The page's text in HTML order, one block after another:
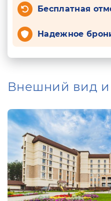
Бесплатная
Надежное
Внешний вид и